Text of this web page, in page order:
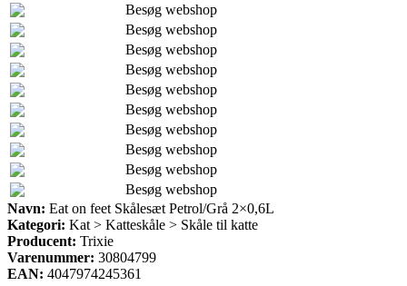
Besøg webshop
Besøg webshop
Besøg webshop
Besøg webshop
Besøg webshop
Besøg webshop
Besøg webshop
Besøg webshop
Besøg webshop
Besøg webshop
Navn: Eat on feet Skålesæt Petrol/Grå 2×0,6L
Kategori: Kat > Katteskåle > Skåle til katte
Producent: Trixie
Varenummer: 30804799
EAN: 4047974245361